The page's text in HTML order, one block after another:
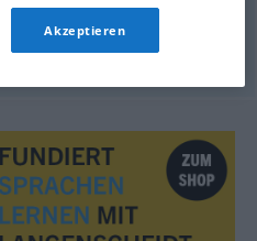
dementsprechend
Akzeptieren